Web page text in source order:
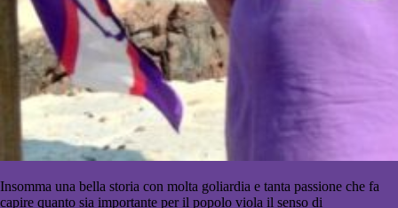
Insomma una bella storia con molta goliardia e tanta passione che fa
capire quanto sia importante per il popolo viola il senso di